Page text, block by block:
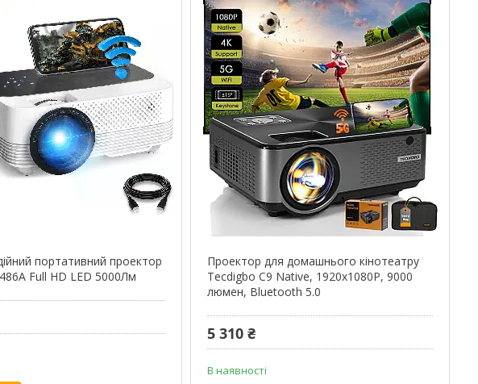
портативний проектор
Full HD LED 5000Лм
Проектор для домашнього кінотеатру
Tecdigbo C9 Native, 1920x1080P, 9000
люмен, Bluetooth 5.0
5 310 ₴
В наявності